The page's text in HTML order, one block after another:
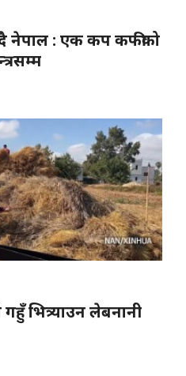
नेपाल : एक कप कफीको
गहुँ भित्र्याउन लेबनानी